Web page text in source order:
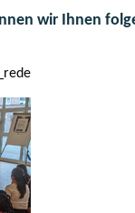
wir Ihnen